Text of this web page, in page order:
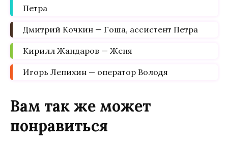
Петра
Дмитрий Кочкин — Гоша, ассистент Петра
Кирилл Жандаров — Женя
Игорь Лепихин — оператор Володя
Вам так же может
понравиться